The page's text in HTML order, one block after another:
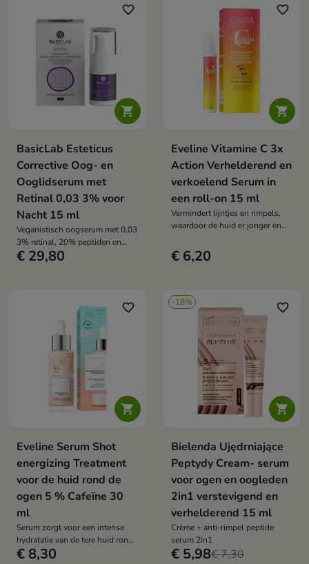

favorite_border
BasicLab Esteticus
Corrective Oog- en
Ooglidserum met
Retinal 0,03 3% voor
Nacht 15 ml
Veganistisch oogserum met 0,03
3% retinal, 20% peptiden en
groeifactoren verstevigt,
€ 29,80

favorite_border
Eveline Vitamine C 3x
Action Verhelderend en
verkoelend Serum in
een roll-on 15 ml
Vermindert lijntjes en rimpels,
waardoor de huid er jonger en
€ 6,20

favorite_border
Eveline Serum Shot
energizing Treatment
voor de huid rond de
ogen 5 % Cafeïne 30
ml
Serum zorgt voor een intense
hydratatie van de tere huid rond
de ogen en op de oogleden
€ 8,30
-18%

favorite_border
Bielenda Ujędrniające
Peptydy Cream- serum
voor ogen en oogleden
2in1 verstevigend en
verhelderend 15 ml
Crème + anti-rimpel peptide
serum 2in1
€ 5,98€ 7,30